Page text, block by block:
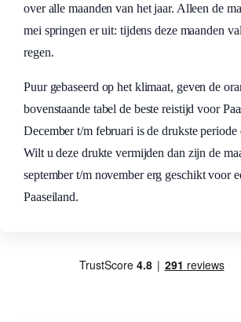
over alle maanden van het jaar. Alleen de
mei springen er uit: tijdens deze maanden
regen.
Puur gebaseerd op het klimaat, geven de
bovenstaande tabel de beste reistijd voor
December t/m februari is de drukste periode
Wilt u deze drukte vermijden dan zijn de
september t/m november erg geschikt voor
Paaseiland.